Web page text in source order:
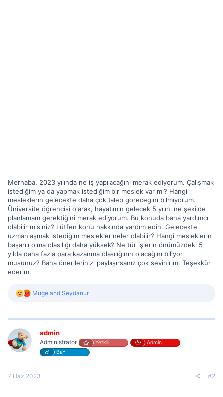
Merhaba, 2023 yılında ne iş yapılacağını merak ediyorum. Çalışmak
istediğim ya da yapmak istediğim bir meslek var mı? Hangi
mesleklerin gelecekte daha çok talep göreceğini bilmiyorum.
Üniversite öğrencisi olarak, hayatımın gelecek 5 yılını ne şekilde
planlamam gerektiğini merak ediyorum. Bu konuda bana yardımcı
olabilir misiniz? Lütfen konu hakkında yardım edin. Gelecekte
uzmanlaşmak istediğim meslekler neler olabilir? Hangi mesleklerin
başarılı olma olasılığı daha yüksek? Ne tür işlerin önümüzdeki 5
yılda daha fazla para kazanma olasılığının olacağını biliyor
musunuz? Bana önerilerinizi paylaşırsanız çok sevinirim. Teşekkür
ederim.
R
Muge and Seydanur
admin
Administrator Yetkili
Admin
BaY
7 Haz 2023 #2